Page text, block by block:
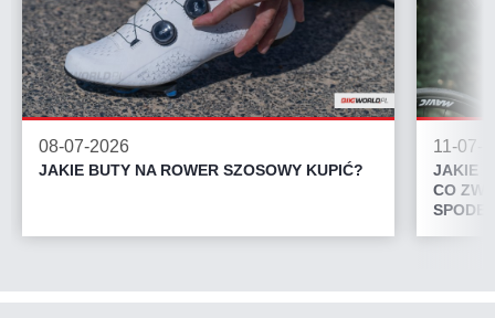
08-07-2026
JAKIE BUTY NA ROWER SZOSOWY KUPIĆ?
11-07-
JAKIE
CO